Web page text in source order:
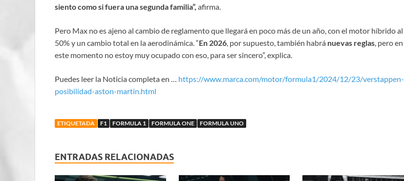
siento como si fuera una segunda familia”, afirma.
Pero Max no es ajeno al cambio de reglamento que llegará en poco más de un año, con el motor híbrido al
50% y un cambio total en la aerodinámica. “En 2026, por supuesto, también habrá nuevas reglas, pero en
este momento no estoy muy ocupado con eso, para ser sincero”, explica.
Puedes leer la Noticia completa en … https://www.marca.com/motor/formula1/2024/12/23/verstappen-
posibilidad-aston-martin.html
ETIQUETADA F1 FORMULA 1 FORMULA ONE FORMULA UNO
ENTRADAS RELACIONADAS